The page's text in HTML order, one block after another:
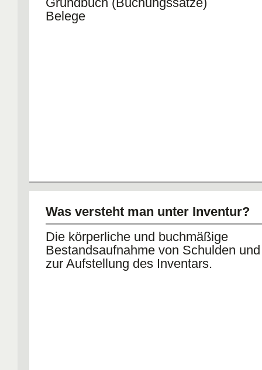
Belege
Was versteht man unter Inventur?
Die körperliche und buchmäßige
Bestandsaufnahme von Schulden
zur Aufstellung des Inventars.